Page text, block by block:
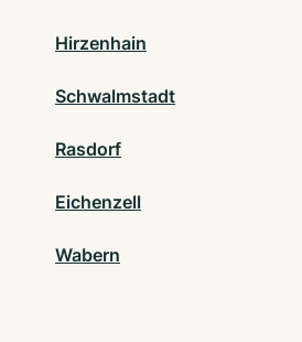
Hirzenhain
Schwalmstadt
Rasdorf
Eichenzell
Wabern